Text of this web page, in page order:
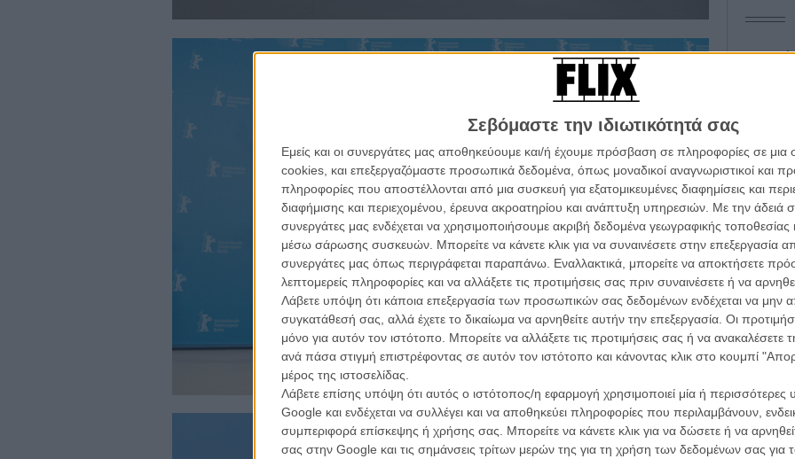
Σεβόμαστε την ιδιωτικότητά σας
Εμείς και οι συνεργάτες μας αποθηκεύουμε και/ή έχουμε πρόσβαση σε πληροφορίες σε
cookies, και επεξεργαζόμαστε προσωπικά δεδομένα, όπως μοναδικοί αναγνωριστικοί και
πληροφορίες που αποστέλλονται από μια συσκευή για εξατομικευμένες διαφημίσεις και
διαφήμισης και περιεχομένου, έρευνα ακροατηρίου και ανάπτυξη υπηρεσιών. Με την άδειά
συνεργάτες μας ενδέχεται να χρησιμοποιήσουμε ακριβή δεδομένα γεωγραφικής τοποθεσίας
μέσω σάρωσης συσκευών. Μπορείτε να κάνετε κλικ για να συναινέσετε στην επεξεργασία
συνεργάτες μας όπως περιγράφεται παραπάνω. Εναλλακτικά, μπορείτε να αποκτήσετε
λεπτομερείς πληροφορίες και να αλλάξετε τις προτιμήσεις σας πριν συναινέσετε ή να
Λάβετε υπόψη ότι κάποια επεξεργασία των προσωπικών σας δεδομένων ενδέχεται να μην
συγκατάθεσή σας, αλλά έχετε το δικαίωμα να αρνηθείτε αυτήν την επεξεργασία. Οι
μόνο για αυτόν τον ιστότοπο. Μπορείτε να αλλάξετε τις προτιμήσεις σας ή να ανακαλέσετε
ανά πάσα στιγμή επιστρέφοντας σε αυτόν τον ιστότοπο και κάνοντας κλικ στο κουμπί
μέρος της ιστοσελίδας.
Λάβετε επίσης υπόψη ότι αυτός ο ιστότοπος/η εφαρμογή χρησιμοποιεί μία ή περισσότερες
Google και ενδέχεται να συλλέγει και να αποθηκεύει πληροφορίες που περιλαμβάνουν,
συμπεριφορά επίσκεψης ή χρήσης σας. Μπορείτε να κάνετε κλικ για να δώσετε ή να
σας στην Google και τις σημάνσεις τρίτων μερών της για τη χρήση των δεδομένων σας
Ο
10
τον
Εγγράψου
Θέλω
για να τα βλέπεις όλα σινεμά...
Η κινηματογραφική εβδομάδα
με τον τρόπο του flix
το newsletterτου flix, στο inbox σου
κινηματογραφικές ειδήσεις | νέες ταινίες | πρόγραμμα αιθουσών για όλη την Ελλάδα |
κριτικές | συνεντεύξεις | απόψεις | αφιερώματα | διαγωνισμοί
ΕΓΓΡΑΦΗ